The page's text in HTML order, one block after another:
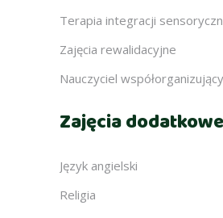
Terapia integracji
Zajęcia rewalidacyjne
Nauczyciel
Zajęcia dodatkowe
Język angielski
Religia